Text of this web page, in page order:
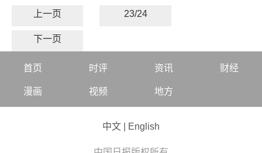
上一页 23/24
下一页
首页 时评 资讯 财经
漫画 视频 地方
中文 English